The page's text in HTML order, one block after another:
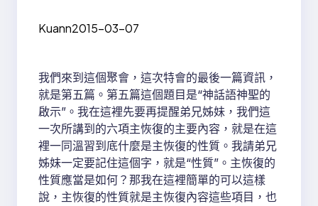
Kuann2015-03-07
我們來到這個聚會，這次特會的最後一篇資訊，
就是第五篇。第五篇這個題目是“神話語神聖的
啟示”。我在這裡先要再提醒弟兄姊妹，我們這
一次所講到的六項主恢復的主要內容，就是在這
裡一同溫習到底什麼是主恢復的性質。我請弟兄
姊妹一定要記住這個字，就是“性質”。主恢復的
性質應當是如何？那我在這裡簡單的可以這樣
說，主恢復的性質就是主恢復內容這些項目，也